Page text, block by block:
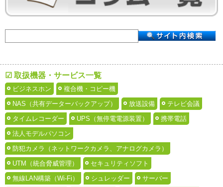
☑ 取扱機器・サービス一覧
ビジネスホン
複合機・コピー機
NAS（共有データーバックアップ）
放送設備
テレビ会議
タイムレコーダー
UPS（無停電電源装置）
携帯電話
法人モデルパソコン
防犯カメラ（ネットワークカメラ、アナログカメラ）
UTM（統合脅威管理）
セキュリティソフト
無線LAN構築（Wi-Fi）
シュレッダー
サーバー